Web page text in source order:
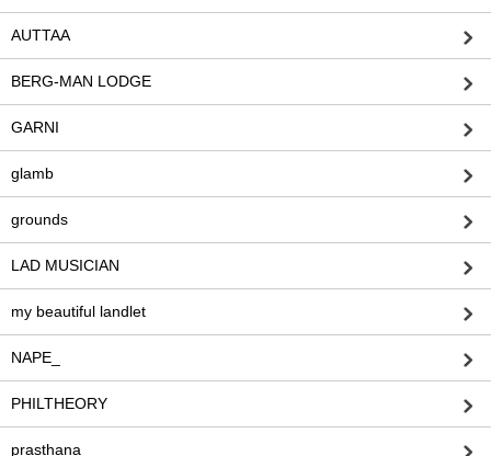
AUTTAA
BERG-MAN LODGE
GARNI
glamb
grounds
LAD MUSICIAN
my beautiful landlet
NAPE_
PHILTHEORY
prasthana